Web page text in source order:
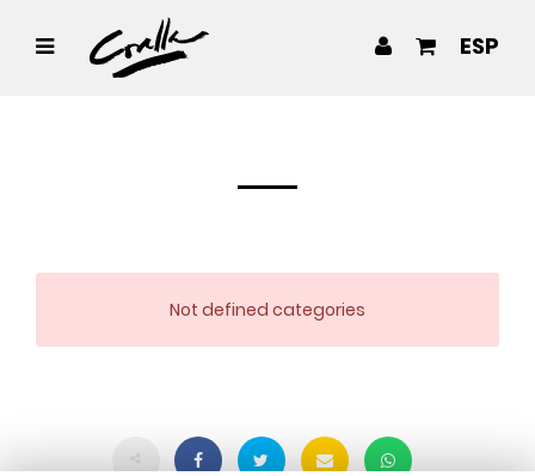
ESP
Not defined categories